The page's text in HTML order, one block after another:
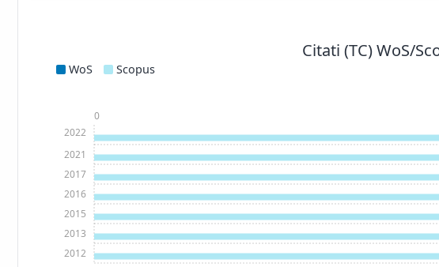
Citati (TC) WoS/
WoS Scopus
2012
2013
2015
2016
2017
2021
2022
0